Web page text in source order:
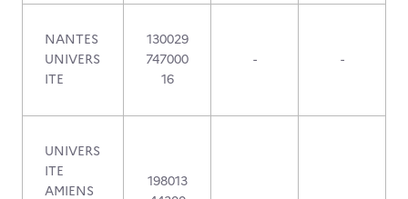
NANTES
UNIVERS
ITE
130029
747000
16
- -
UNIVERS
ITE
AMIENS
198013